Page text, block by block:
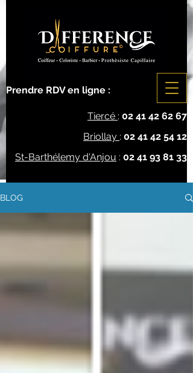
Tiercé : 02 41 42 62 67
Briollay : 02 41 42 54 12
St-Barthélemy d'Anjou : 02 41 93 81 33
Prendre RDV en ligne :
BLOG